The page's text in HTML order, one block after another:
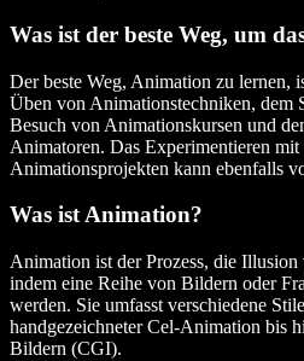
Was ist der beste Weg, um
Der beste Weg, Animation zu lernen,
Üben von Animationstechniken, dem
Besuch von Animationskursen und
Animatoren. Das Experimentieren
Animationsprojekten kann ebenfalls
Was ist Animation?
Animation ist der Prozess, die
indem eine Reihe von Bildern oder
werden. Sie umfasst verschiedene
handgezeichneter Cel-Animation bis
Bildern (CGI).